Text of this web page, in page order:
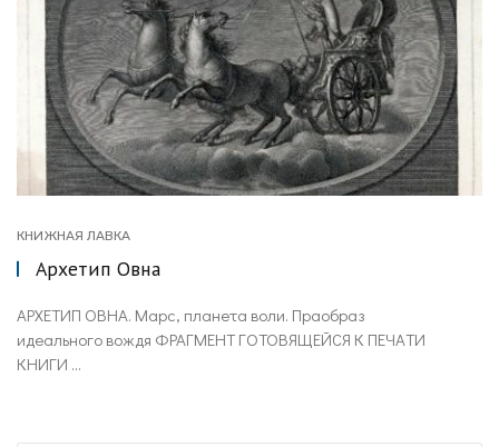
КНИЖНАЯ ЛАВКА
Архетип Овна
АРХЕТИП ОВНА. Марс, планета воли. Праобраз
идеального вождя ФРАГМЕНТ ГОТОВЯЩЕЙСЯ К ПЕЧАТИ
КНИГИ ...